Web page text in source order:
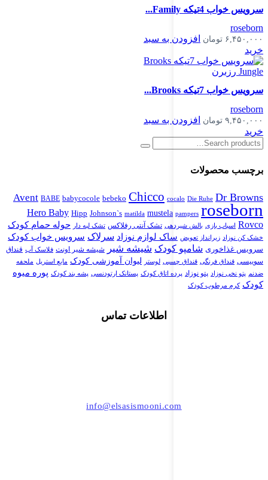
سرویس خواب 4تیکه Family...
roseborn
۶,۴۵۰,۰۰۰ تومان
افزودن به سبد
خرید
سرویس خواب 7تیکه Brooks...
roseborn
۹,۴۵۰,۰۰۰ تومان
افزودن به سبد
خرید
برچسب محصولات
Avent BABE babycocole bebeko Chicco cocalo Die Ruhe Dr Browns
Hero Baby Hipp Johnson`s matilda mustela pampers roseborn
Rovco اسباب بازی بالش شیردهی تشک آنتی رفلاکس تشک لبه دار حوله حمام کودک
خشک کن نوزاد زیرانداز تعویض ساک لوازم نوزاد سرلاک سرویس خواب کودک
سرویس غذاخوری شامپو کودک شیشه شیر شیشه شیر اونت فلاسک آب قنداق
سوییسی قنداق فرنگی قنداق چسبی لوستر لیوان آموزشی کودک مایع استریل ملحفه
ضدنم
پتو نخی نوزاد پتو نوزاد پرده اتاق کودک پستانک ارتودنسی پشه بند کودک پوره میوه
کودک کرم مرطوب کودک
اطلاعات تماس
info@elsasismooni.com